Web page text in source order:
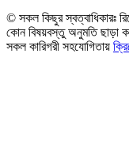
© সকল কিছুর স্বত্বাধিকারঃ
কোন বিষয়বস্তু অনুমতি ছাড়া
সকল কারিগরী সহযোগিতায়